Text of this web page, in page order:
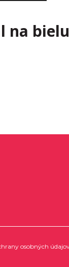
na
osobných